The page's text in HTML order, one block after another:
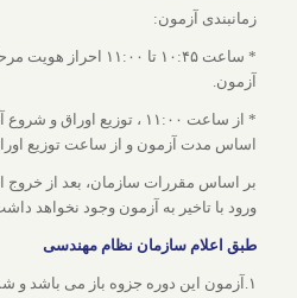
زمانبندی آزمون:
* ساعت ۱۰:۴۵ تا ۱۱:۰۰
آزمون.
* از ساعت ۱۱:۰۰ ، توزیع
اساس مدت آزمون و از ساعت توزیع
بر اساس مقررات سازمان، بعد از خروج
ورود با تاخیر به آزمون وجود نخواهد
طبق اعلام سازمان نظام مهندسی
۱.آزمون این دوره جزوه باز می باشد و